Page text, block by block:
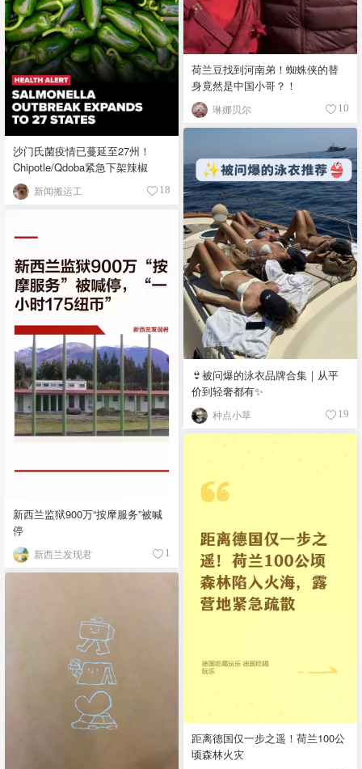
荷兰豆找到河南弟！蜘蛛侠的替
身竟然是中国小哥？！
琳娜贝尔 10
沙门氏菌疫情已蔓延至27州！
Chipotle/Qdoba紧急下架辣椒
新闻搬运工 18
👙被问爆的泳衣品牌合集｜从平
价到轻奢都有✨
种点小草 19
新西兰监狱900万“按摩服务”被喊
停
新西兰发现君 1
距离德国仅一步之遥！荷兰100公
顷森林火灾